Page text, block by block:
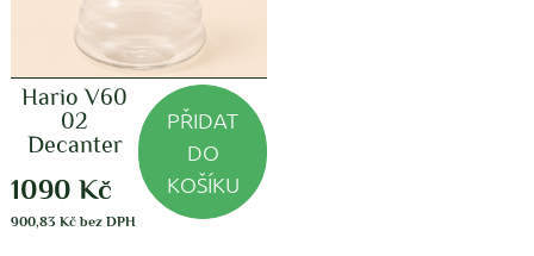
Hario V60
02
Decanter
1090 Kč
900,83 Kčbez DPH
PŘIDAT
DO
KOŠÍKU